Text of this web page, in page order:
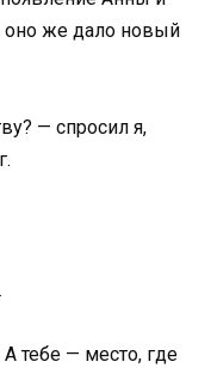
оно же дало новый
— спросил я,
тебе — место, где